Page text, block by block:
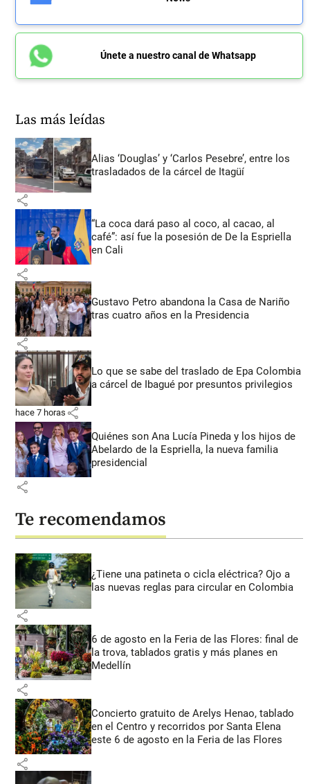
Únete a nuestro canal de Whatsapp
Las más leídas
Alias ‘Douglas’ y ‘Carlos Pesebre’, entre los
trasladados de la cárcel de Itagüí
share
“La coca dará paso al coco, al cacao, al
café”: así fue la posesión de De la Espriella
en Cali
share
Gustavo Petro abandona la Casa de Nariño
tras cuatro años en la Presidencia
share
Lo que se sabe del traslado de Epa Colombia
a cárcel de Ibagué por presuntos privilegios
hace 7 horas share
Quiénes son Ana Lucía Pineda y los hijos de
Abelardo de la Espriella, la nueva familia
presidencial
share
Te recomendamos
¿Tiene una patineta o cicla eléctrica? Ojo a
las nuevas reglas para circular en Colombia
share
6 de agosto en la Feria de las Flores: final de
la trova, tablados gratis y más planes en
Medellín
share
Concierto gratuito de Arelys Henao, tablado
en el Centro y recorridos por Santa Elena
este 6 de agosto en la Feria de las Flores
share